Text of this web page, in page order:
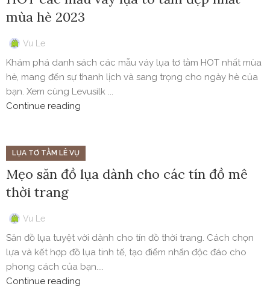
mùa hè 2023
Vu Le
Khám phá danh sách các mẫu váy lụa tơ tằm HOT nhất mùa
hè, mang đến sự thanh lịch và sang trọng cho ngày hè của
bạn. Xem cùng Levusilk ...
Continue reading
LỤA TƠ TẰM LÊ VỤ
Mẹo săn đồ lụa dành cho các tín đồ mê
thời trang
Vu Le
Săn đồ lụa tuyệt vời dành cho tín đồ thời trang. Cách chọn
lựa và kết hợp đồ lụa tinh tế, tạo điểm nhấn độc đáo cho
phong cách của bạn....
Continue reading